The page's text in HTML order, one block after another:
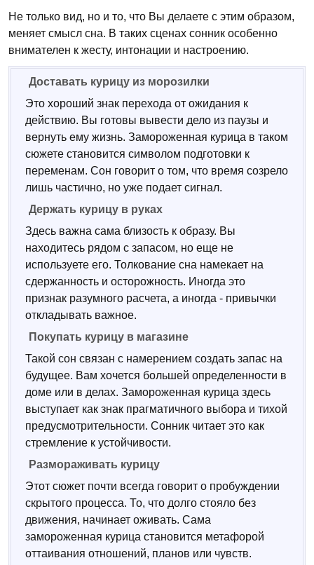
Не только вид, но и то, что Вы делаете с этим образом,
меняет смысл сна. В таких сценах сонник особенно
внимателен к жесту, интонации и настроению.
Доставать курицу из морозилки
Это хороший знак перехода от ожидания к
действию. Вы готовы вывести дело из паузы и
вернуть ему жизнь. Замороженная курица в таком
сюжете становится символом подготовки к
переменам. Сон говорит о том, что время созрело
лишь частично, но уже подает сигнал.
Держать курицу в руках
Здесь важна сама близость к образу. Вы
находитесь рядом с запасом, но еще не
используете его. Толкование сна намекает на
сдержанность и осторожность. Иногда это
признак разумного расчета, а иногда - привычки
откладывать важное.
Покупать курицу в магазине
Такой сон связан с намерением создать запас на
будущее. Вам хочется большей определенности в
доме или в делах. Замороженная курица здесь
выступает как знак прагматичного выбора и тихой
предусмотрительности. Сонник читает это как
стремление к устойчивости.
Размораживать курицу
Этот сюжет почти всегда говорит о пробуждении
скрытого процесса. То, что долго стояло без
движения, начинает оживать. Сама
замороженная курица становится метафорой
оттаивания отношений, планов или чувств.